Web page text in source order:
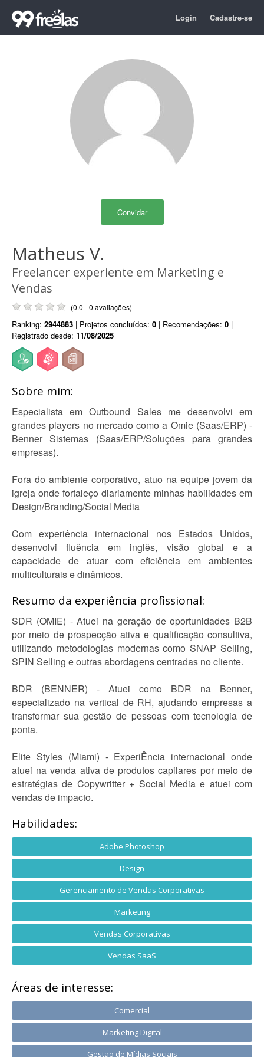
Login Cadastre-se
Convidar
Matheus V.
Freelancer experiente em Marketing e
Vendas
(0.0 - 0 avaliações)
Ranking: 2944883 | Projetos concluídos: 0 | Recomendações: 0 |
Registrado desde: 11/08/2025
Sobre mim:
Especialista em Outbound Sales me desenvolvi em
grandes players no mercado como a Omie (Saas/ERP) -
Benner Sistemas (Saas/ERP/Soluções para grandes
empresas).
Fora do ambiente corporativo, atuo na equipe jovem da
igreja onde fortaleço diariamente minhas habilidades em
Design/Branding/Social Media
Com experiência internacional nos Estados Unidos,
desenvolvi fluência em inglês, visão global e a
capacidade de atuar com eficiência em ambientes
multiculturais e dinâmicos.
Resumo da experiência profissional:
SDR (OMIE) - Atuei na geração de oportunidades B2B
por meio de prospecção ativa e qualificação consultiva,
utilizando metodologias modernas como SNAP Selling,
SPIN Selling e outras abordagens centradas no cliente.
BDR (BENNER) - Atuei como BDR na Benner,
especializado na vertical de RH, ajudando empresas a
transformar sua gestão de pessoas com tecnologia de
ponta.
Elite Styles (Miami) - ExperiÊncia internacional onde
atuei na venda ativa de produtos capilares por meio de
estratégias de Copywritter + Social Media e atuei com
vendas de impacto.
Habilidades:
Adobe Photoshop
Design
Gerenciamento de Vendas Corporativas
Marketing
Vendas Corporativas
Vendas SaaS
Áreas de interesse:
Comercial
Marketing Digital
Gestão de Mídias Sociais